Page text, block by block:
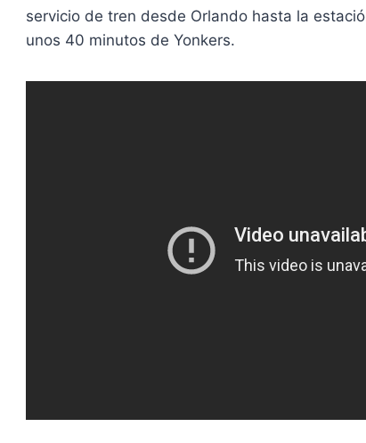
servicio de tren desde Orlando hasta la
unos 40 minutos de Yonkers.